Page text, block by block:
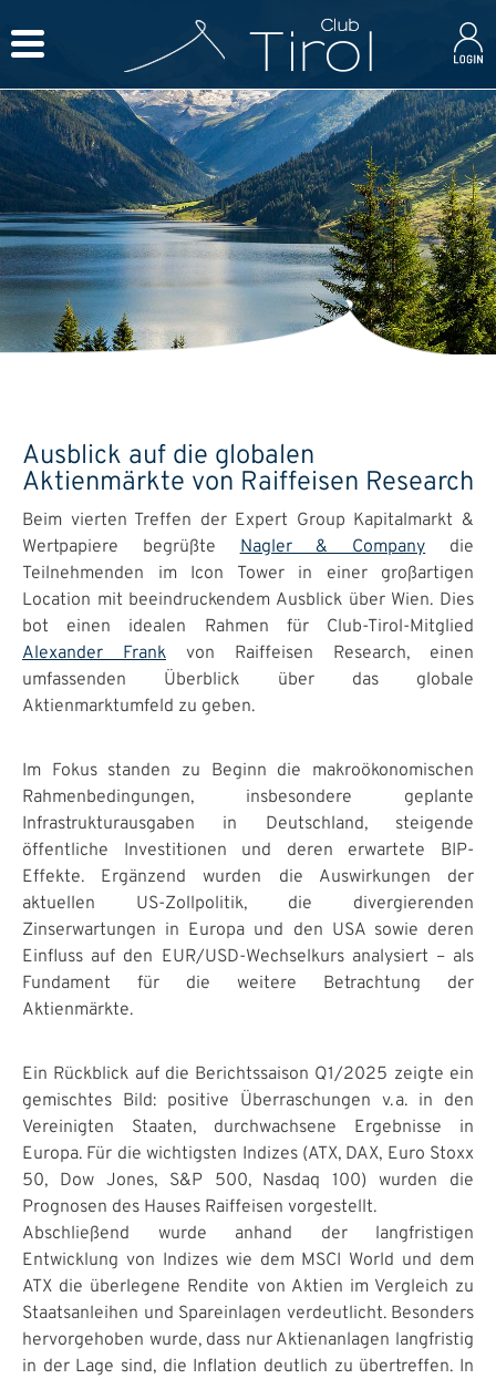
Ausblick auf die globalen
Aktienmärkte von Raiffeisen Research
Beim vierten Treffen der Expert Group Kapitalmarkt &
Wertpapiere begrüßteNagler & Companydie
Teilnehmenden im Icon Tower in einer großartigen
Location mit beeindruckendem Ausblick über Wien. Dies
bot einen idealen Rahmen für Club-Tirol-Mitglied
Alexander Frank von Raiffeisen Research, einen
umfassenden Überblick über das globale
Aktienmarktumfeld zu geben.
Im Fokus standen zu Beginn die makroökonomischen
Rahmenbedingungen, insbesondere geplante
Infrastrukturausgaben in Deutschland, steigende
öffentliche Investitionen und deren erwartete BIP-
Effekte. Ergänzend wurden die Auswirkungen der
aktuellen US-Zollpolitik, die divergierenden
Zinserwartungen in Europa und den USA sowie deren
Einfluss auf den EUR/USD-Wechselkurs analysiert – als
Fundament für die weitere Betrachtung der
Aktienmärkte.
Ein Rückblick auf die Berichtssaison Q1/2025 zeigte ein
gemischtes Bild: positive Überraschungen v. a. in den
Vereinigten Staaten, durchwachsene Ergebnisse in
Europa. Für die wichtigsten Indizes (ATX, DAX, Euro Stoxx
50, Dow Jones, S&P 500, Nasdaq 100) wurden die
Prognosen des Hauses Raiffeisen vorgestellt.
Abschließend wurde anhand der langfristigen
Entwicklung von Indizes wie dem MSCI World und dem
ATX die überlegene Rendite von Aktien im Vergleich zu
Staatsanleihen und Spareinlagen verdeutlicht. Besonders
hervorgehoben wurde, dass nur Aktienanlagen langfristig
in der Lage sind, die Inflation deutlich zu übertreffen. In